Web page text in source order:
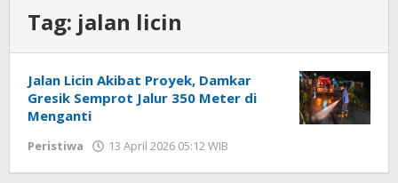
Tag: jalan licin
Jalan Licin Akibat Proyek, Damkar
Gresik Semprot Jalur 350 Meter di
Menganti
Peristiwa 13 April 2026 05:12 WIB